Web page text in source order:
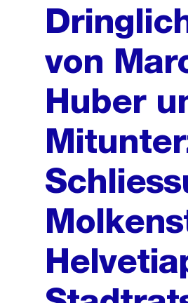
von
Huber